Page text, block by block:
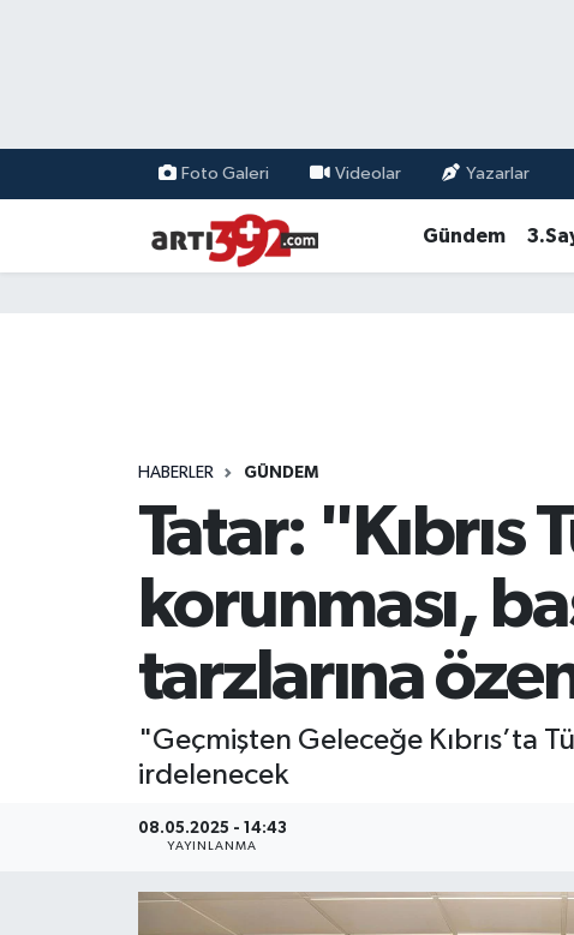
Foto Galeri Videolar Yazarlar
Gündem
HABERLER GÜNDEM
Tatar: "Kıbrıs
korunması,
tarzlarına
"Geçmişten Geleceğe Kıbrıs’ta
irdelenecek
08.05.2025 - 14:43
YAYINLANMA